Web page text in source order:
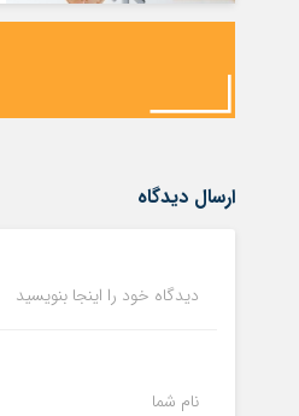
ارسال دیدگاه
دیدگاه خود را اینجا بنویسید
نام شما